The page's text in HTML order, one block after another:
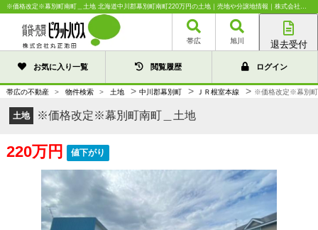
※価格改定※幕別町南町＿土地 北海道中川郡幕別町南町220万円の土地｜売地や分譲地情報｜株式会社丸正池田
帯広 旭川 退去受付
旭川店
お気に入り一覧 閲覧履歴 ログイン
帯広の不動産 > 物件検索 > 土地 > 中川郡幕別町 > ＪＲ根室本線 > ※価格改定※幕別町
土地 ※価格改定※幕別町南町＿土地
220万円 値下がり